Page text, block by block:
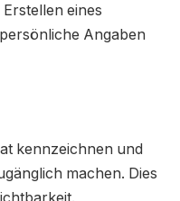
eines
Angaben
kennzeichnen und
machen. Dies